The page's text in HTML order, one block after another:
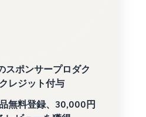
スポンサープロダク
レジット付与
無料登録、30,000円